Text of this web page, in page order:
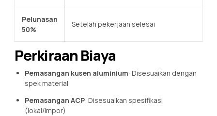
Pelunasan
50%
Setelah pekerjaan selesai
Perkiraan Biaya
Pemasangan kusen aluminium: Disesuaikan dengan
spek material
Pemasangan ACP: Disesuaikan spesifikasi
(lokal/impor)